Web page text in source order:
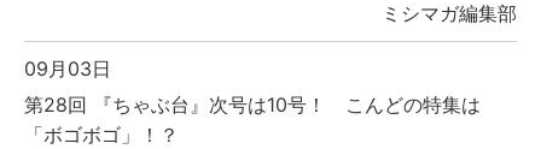
ミシマガ編集部
09月03日
第28回 『ちゃぶ台』次号は10号！ こんどの特集は
「ボゴボゴ」！？